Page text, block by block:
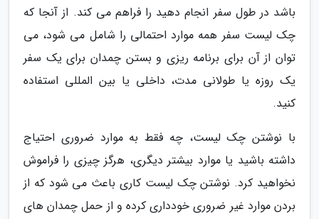
باشد در طول سفر انجام دهید را فراهم می کند. از آنجا که
چک لیست سفر همه موارد احتمالی را شامل می شود، می
توان از آن برای برنامه ریزی و بستن چمدان برای یک سفر
یک روزه یا طولانی مدت، داخلی یا بین المللی استفاده
کنید.
با نوشتن چک لیست، چه فقط به موارد ضروری احتیاج
داشته باشید یا موارد بیشتر دیگری، هرگز چیزی را فراموش
نخواهید کرد. نوشتن چک لیست کاری باعث می شود که از
بردن موارد غیر ضروری خودداری کرده و از حمل چمدان های